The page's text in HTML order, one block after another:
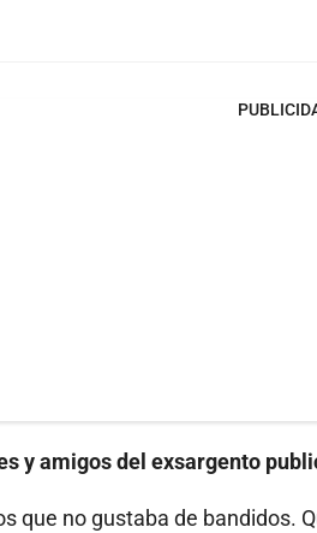
y amigos del exsargento
que no gustaba de bandidos.